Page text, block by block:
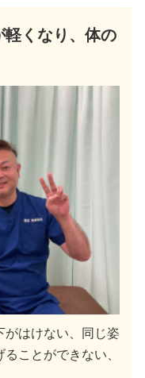
軽くなり、体の
がはけない、同じ姿
ことができない、